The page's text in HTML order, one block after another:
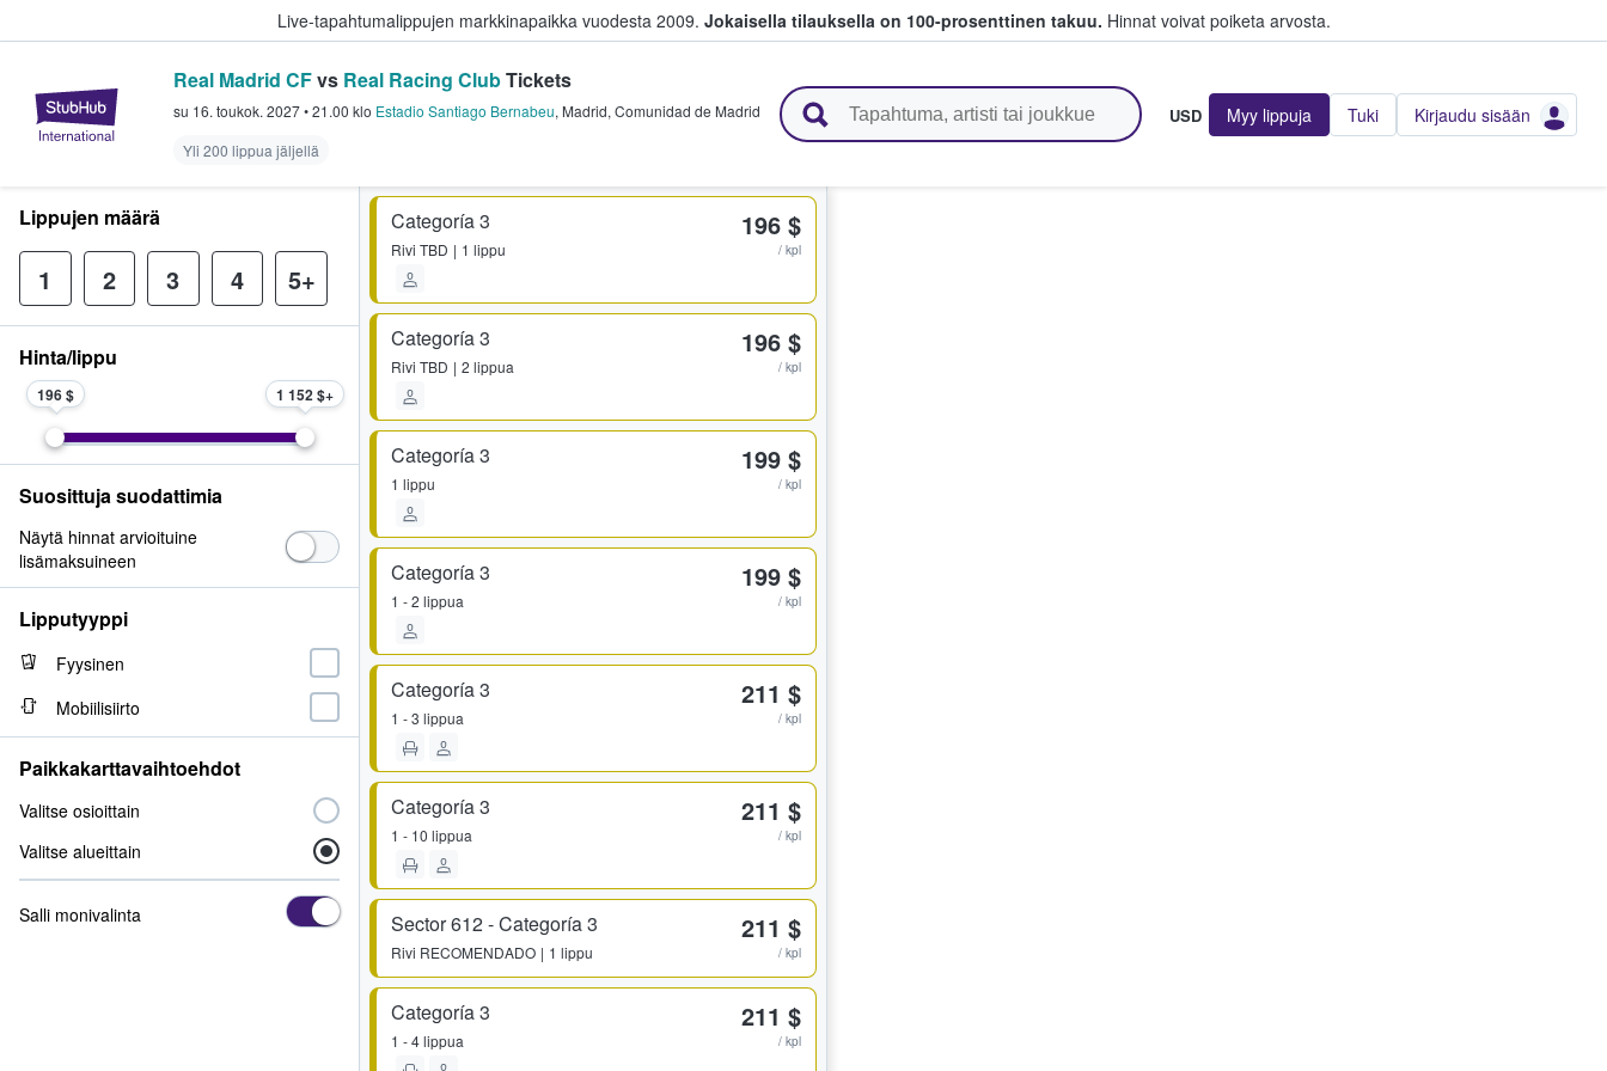
Live-tapahtumalippujen markkinapaikka vuodesta 2009. Jokaisella tilauksella on 100-prosenttinen takuu. Hinnat voivat poiketa arvosta.
StubHub - missä fanit ostavat ja myyvät lippuja
Real Madrid CFvs Real Racing ClubTickets
su 16. toukok. 2027•21.00 klo Estadio Santiago Bernabeu, Madrid, Comunidad de Madrid
Yli 200 lippua jäljellä
USD Myy lippuja Tuki Kirjaudu sisään
Categoría 3
Rivi TBD 1 lippu
196 $
/ kpl
Categoría 3
Rivi TBD 2 lippua
196 $
/ kpl
Categoría 3
1 lippu
199 $
/ kpl
Categoría 3
1 - 2 lippua
199 $
/ kpl
Categoría 3
1 - 3 lippua
211 $
/ kpl
Categoría 3
1 - 10 lippua
211 $
/ kpl
Sector 612 - Categoría 3
Rivi RECOMENDADO 1 lippu
211 $
/ kpl
Categoría 3
1 - 4 lippua
211 $
/ kpl
Lippujen määrä
1 2 3 4 5+
Hinta/lippu
196 $ 1 152 $
Suosittuja suodattimia
Näytä hinnat arvioituine
lisämaksuineen
Lipputyyppi
Fyysinen
Mobiilisiirto
Paikkakarttavaihtoehdot
Valitse osioittain
Valitse alueittain
Salli monivalinta